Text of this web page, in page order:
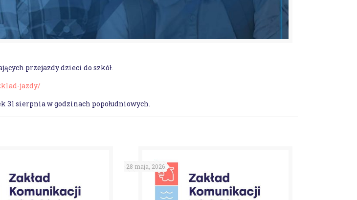
przejazdy dzieci do szkół.
jazdy/
31 sierpnia w godzinach popołudniowych.
28 maja, 2026